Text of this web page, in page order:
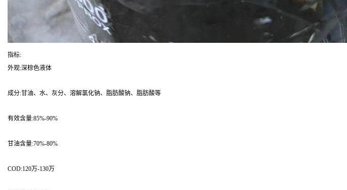
指标:
外观:深棕色液体
成分:甘油、水、灰分、溶解氯化钠、脂肪酸钠、脂肪酸等
有效含量:85%-90%
甘油含量:70%-80%
COD:120万-130万